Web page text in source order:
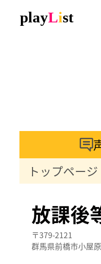
トップページ
放課後
〒379-2121
群馬県前橋市小屋